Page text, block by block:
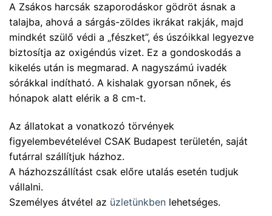
A Zsákos harcsák szaporodáskor gödröt ásnak a
talajba, ahová a sárgás-zöldes ikrákat rakják, majd
mindkét szülő védi a „fészket”, és úszóikkal legyezve
biztosítja az oxigéndús vizet. Ez a gondoskodás a
kikelés után is megmarad. A nagyszámú ivadék
sórákkal indítható. A kishalak gyorsan nőnek, és
hónapok alatt elérik a 8 cm-t.
Az állatokat a vonatkozó törvények
figyelembevételével CSAK Budapest területén, saját
futárral szállítjuk házhoz.
A házhozszállítást csak előre utalás esetén tudjuk
vállalni.
Személyes átvétel az üzletünkben lehetséges.